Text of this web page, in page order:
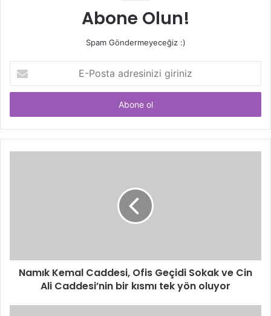
Abone Olun!
Spam Göndermeyeceğiz :)
Posta
adresinizi
Namık Kemal Caddesi, Ofis Geçidi Sokak ve Cin
Ali Caddesi’nin bir kısmı tek yön oluyor